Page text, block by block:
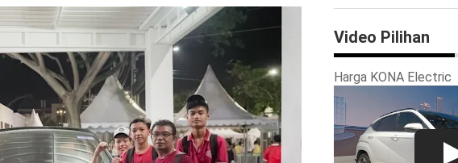
Video Pilihan
Harga KONA Electric